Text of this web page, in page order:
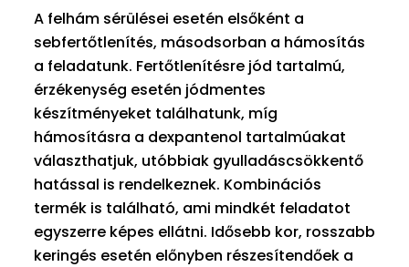
A felhám sérülései esetén elsőként a
sebfertőtlenítés, másodsorban a hámosítás
a feladatunk. Fertőtlenítésre jód tartalmú,
érzékenység esetén jódmentes
készítményeket találhatunk, míg
hámosításra a dexpantenol tartalmúakat
választhatjuk, utóbbiak gyulladáscsökkentő
hatással is rendelkeznek. Kombinációs
termék is található, ami mindkét feladatot
egyszerre képes ellátni. Idősebb kor, rosszabb
keringés esetén előnyben részesítendőek a